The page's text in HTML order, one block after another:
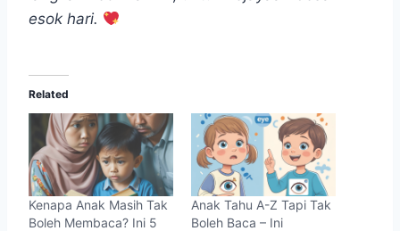
esok hari.
Related
Kenapa Anak Masih Tak
Boleh Membaca? Ini 5
Anak Tahu A-Z Tapi Tak
Boleh Baca – Ini